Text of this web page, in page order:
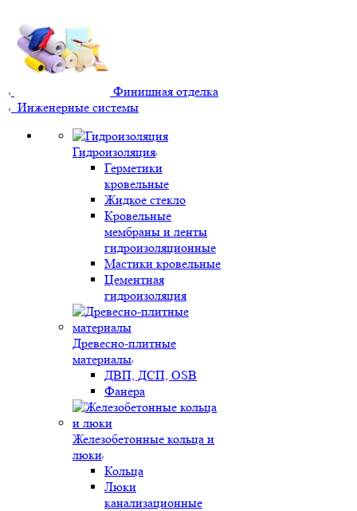
Финишная отделка
Инженерные системы
Гидроизоляция
Герметики
кровельные
Жидкое стекло
Кровельные
мембраны и ленты
гидроизоляционные
Мастики кровельные
Цементная
гидроизоляция
Древесно-плитные
материалы
ДВП, ДСП, OSB
Фанера
Железобетонные кольца и
люки
Кольца
Люки
канализационные